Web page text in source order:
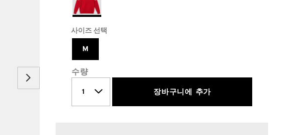
사이즈 선택
M
수량
장바구니에 추가